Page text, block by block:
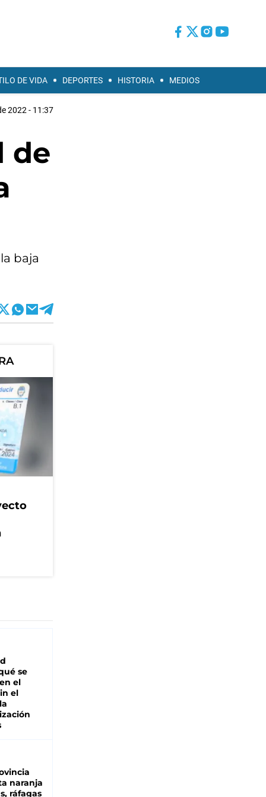
DE VIDA DEPORTES HISTORIA MEDIOS
2022 - 11:37
de
baja
se
el
el
naranja
ráfagas